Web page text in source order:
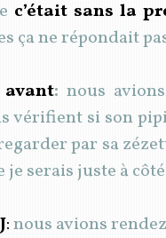
c’était sans la
ça ne répondait
: nous
vérifient si son
par sa
je serais juste à
:nous avions